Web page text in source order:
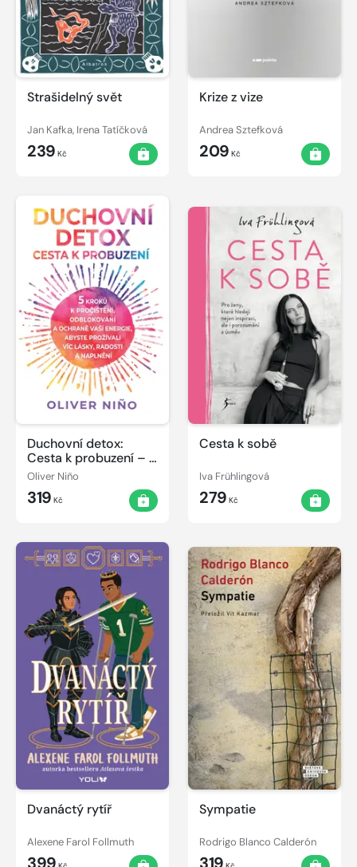
Strašidelný svět
Jan Kafka, Irena Tatíčková
239 Kč
Krize z vize
Andrea Sztefková
209 Kč
Duchovní detox:
Cesta k probuzení – 5
kroků k pročištění,
ochraně vaší energie,
abyste prožívali víc
naplnění
Oliver Niño
319 Kč
Cesta k sobě
Iva Frühlingová
279 Kč
Dvanáctý rytíř
Alexene Farol Follmuth
Sympatie
Rodrigo Blanco Calderón